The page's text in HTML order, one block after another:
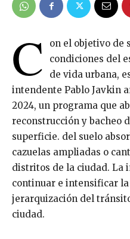
C
on el objetivo de
condiciones del
de vida urbana,
intendente Pablo Javkin
2024, un programa que
reconstrucción y bacheo
superficie. del suelo
cazuelas ampliadas o
distritos de la ciudad. La
continuar e intensificar
jerarquización del
ciudad.